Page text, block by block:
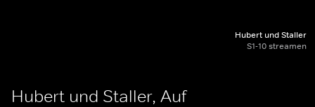
Hubert und Staller
S1-10 streamen
Hubert und Staller, Auf